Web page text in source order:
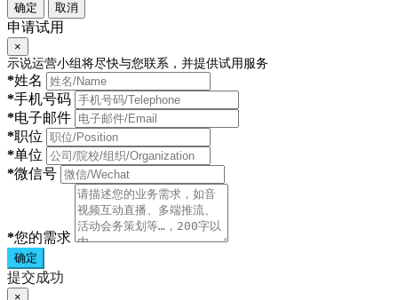
确定 取消
申请试用
×
示说运营小组将尽快与您联系，并提供试用服务
*姓名
*手机号码
*电子邮件
*职位
*单位
*微信号
*您的需求
确定
提交成功
×